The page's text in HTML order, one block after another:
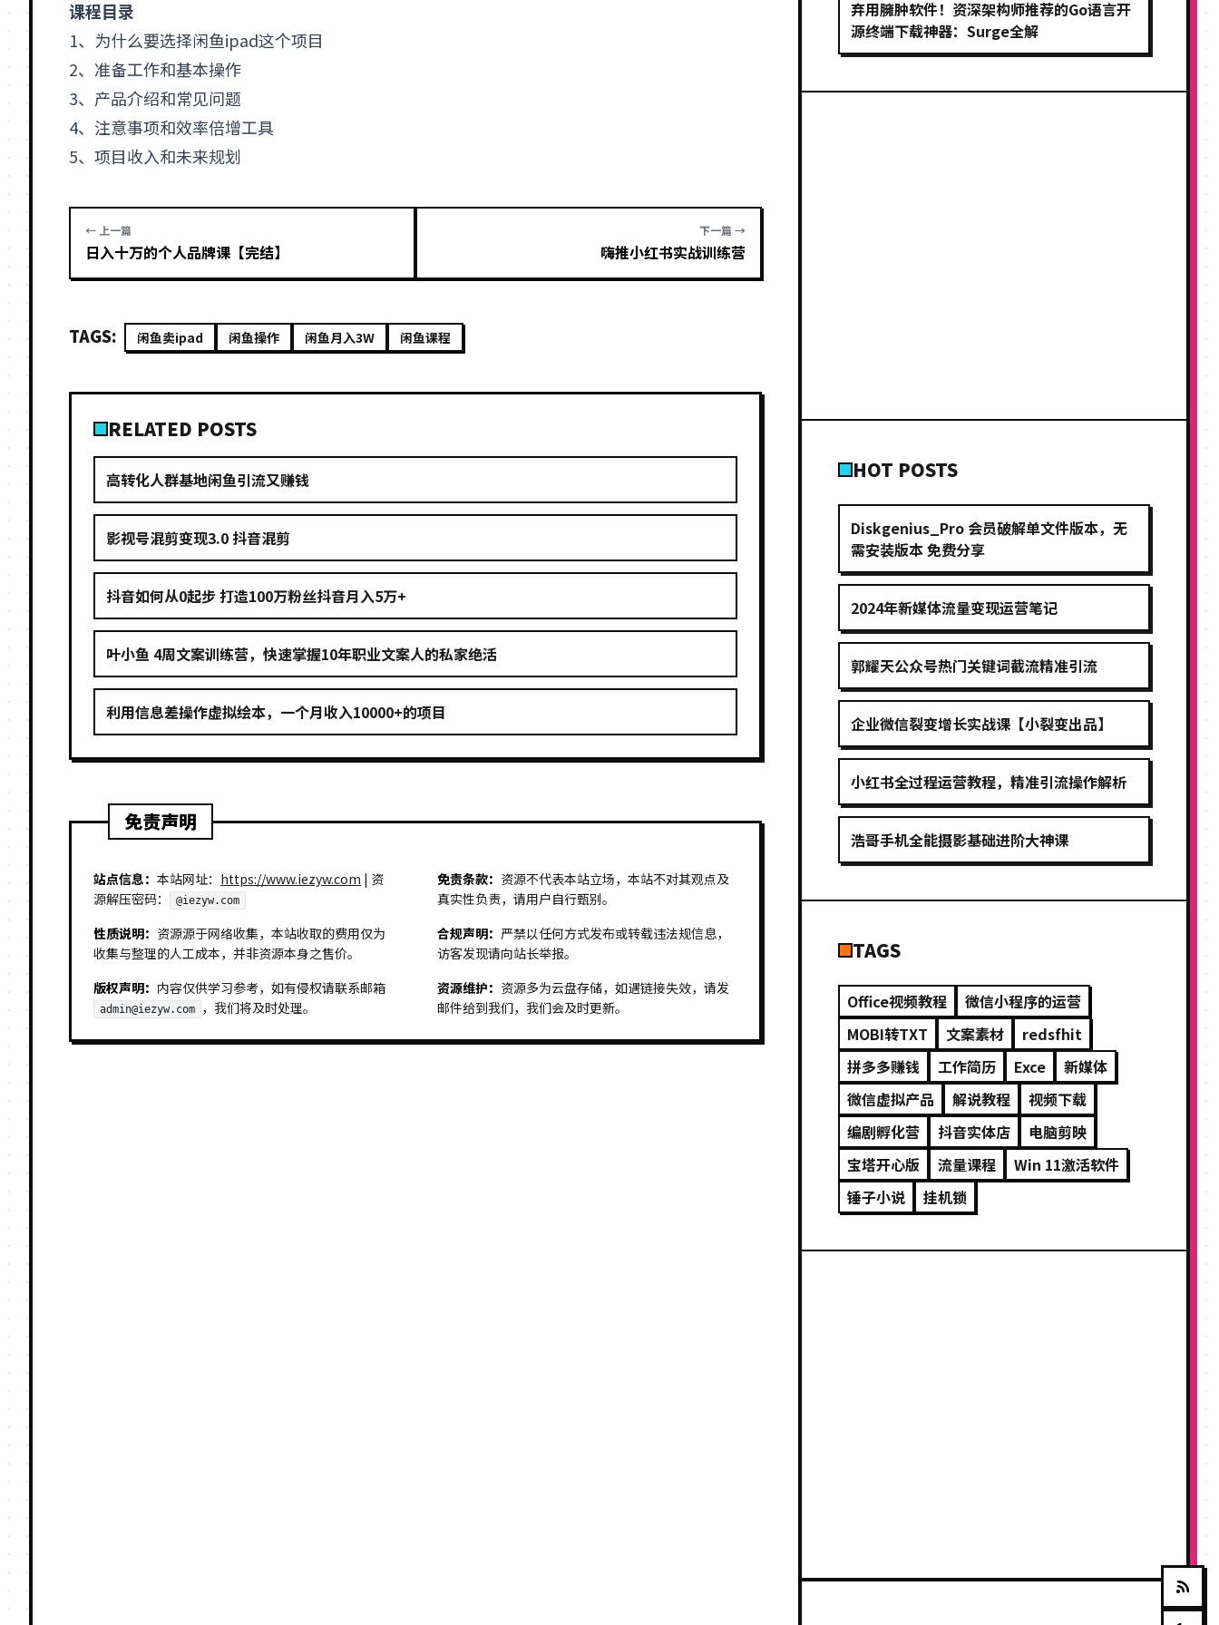
课程目录
1、为什么要选择闲鱼ipad这个项目
2、准备工作和基本操作
3、产品介绍和常见问题
4、注意事项和效率倍增工具
5、项目收入和未来规划
← 上一篇
日入十万的个人品牌课【完结】
下一篇 →
嗨推小红书实战训练营
TAGS: 闲鱼卖ipad 闲鱼操作 闲鱼月入3W 闲鱼课程
RELATED POSTS
高转化人群基地闲鱼引流又赚钱
影视号混剪变现3.0 抖音混剪
抖音如何从0起步 打造100万粉丝抖音月入5万+
叶小鱼 4周文案训练营，快速掌握10年职业文案人的私家绝活
利用信息差操作虚拟绘本，一个月收入10000+的项目
免责声明
站点信息： 本站网址： https://www.iezyw.com | 资
源解压密码：
@iezyw.com
性质说明： 资源源于网络收集，本站收取的费用仅为
收集与整理的人工成本，并非资源本身之售价。
版权声明： 内容仅供学习参考，如有侵权请联系邮箱
admin@iezyw.com ，我们将及时处理。
免责条款： 资源不代表本站立场，本站不对其观点及
真实性负责，请用户自行甄别。
合规声明： 严禁以任何方式发布或转载违法规信息，
访客发现请向站长举报。
资源维护： 资源多为云盘存储，如遇链接失效，请发
邮件给到我们，我们会及时更新。
弃用臃肿软件！资深架构师推荐的Go语言开
源终端下载神器：Surge全解
HOT POSTS
Diskgenius_Pro 会员破解单文件版本，无
需安装版本 免费分享
2024年新媒体流量变现运营笔记
郭耀天公众号热门关键词截流精准引流
企业微信裂变增长实战课【小裂变出品】
小红书全过程运营教程，精准引流操作解析
浩哥手机全能摄影基础进阶大神课
TAGS
Office视频教程
微信小程序的运营
MOBI转TXT
文案素材
redsfhit
拼多多赚钱
工作简历 Exce
新媒体
微信虚拟产品
解说教程
视频下载
编剧孵化营
抖音实体店
电脑剪映
宝塔开心版
流量课程
Win 11激活软件
锤子小说
挂机锁